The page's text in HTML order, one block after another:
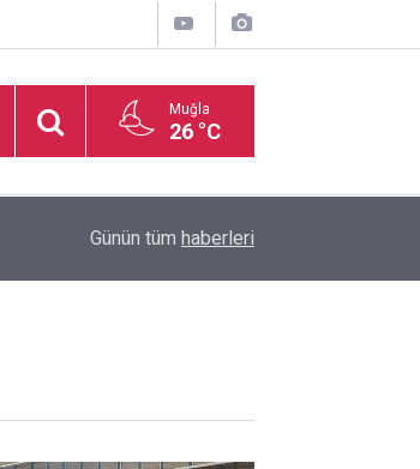
Muğla
26 °C
Basketbol Süper Ligi’nde yeni sezonun fikstür
Günün tüm haberleri